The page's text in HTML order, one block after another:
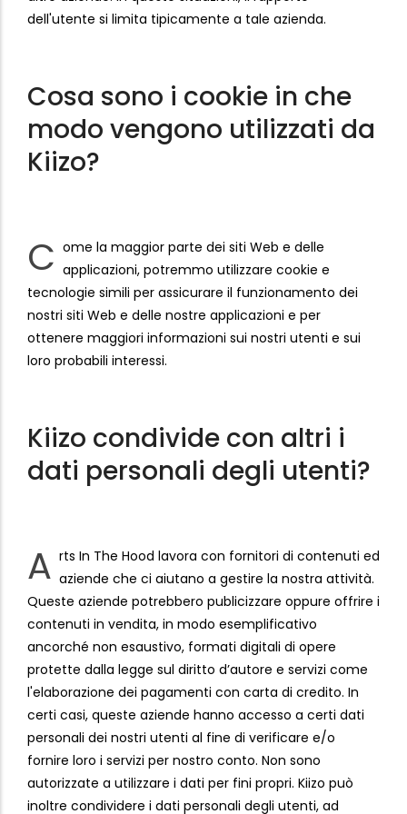
dell'utente si limita tipicamente a tale azienda.
Cosa sono i cookie in che
modo vengono utilizzati da
Kiizo?
C ome la maggior parte dei siti Web e delle
applicazioni, potremmo utilizzare cookie e
tecnologie simili per assicurare il funzionamento dei
nostri siti Web e delle nostre applicazioni e per
ottenere maggiori informazioni sui nostri utenti e sui
loro probabili interessi.
Kiizo condivide con altri i
dati personali degli utenti?
A rts In The Hood lavora con fornitori di contenuti ed
aziende che ci aiutano a gestire la nostra attività.
Queste aziende potrebbero publicizzare oppure offrire i
contenuti in vendita, in modo esemplificativo
ancorché non esaustivo, formati digitali di opere
protette dalla legge sul diritto d’autore e servizi come
l'elaborazione dei pagamenti con carta di credito. In
certi casi, queste aziende hanno accesso a certi dati
personali dei nostri utenti al fine di verificare e/o
fornire loro i servizi per nostro conto. Non sono
autorizzate a utilizzare i dati per fini propri. Kiizo può
inoltre condividere i dati personali degli utenti, ad